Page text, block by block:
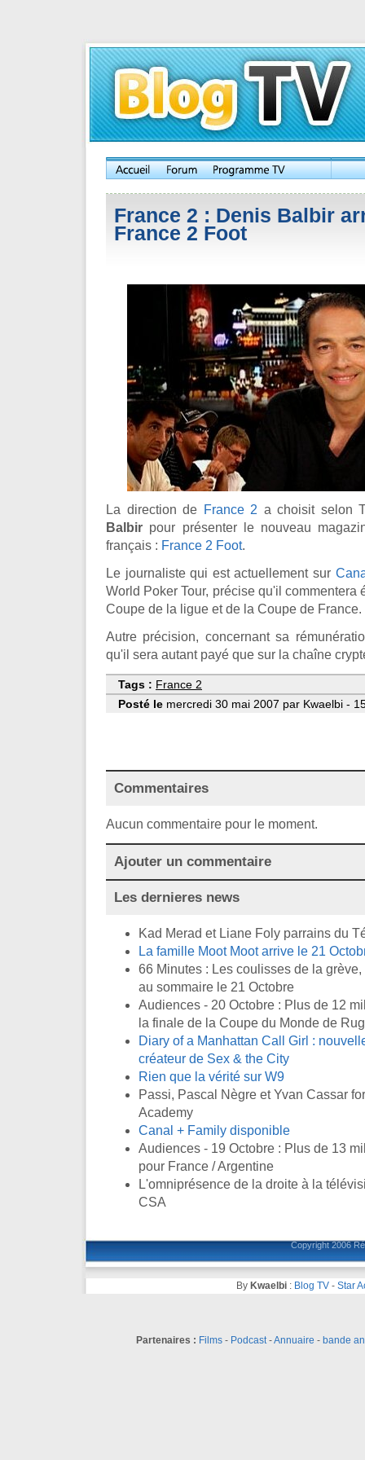
France 2 : Denis Balbir
France 2 Foot
La direction de France 2 a choisit selon
Balbir pour présenter le nouveau
français : France 2 Foot.
Le journaliste qui est actuellement sur
World Poker Tour, précise qu'il commentera
Coupe de la ligue et de la Coupe de France.
Autre précision, concernant sa
qu'il sera autant payé que sur la chaîne
Tags : France 2
Posté le mercredi 30 mai 2007 par Kwaelbi -
Commentaires
Aucun commentaire pour le moment.
Ajouter un commentaire
Les dernieres news
Kad Merad et Liane Foly parrains du
La famille Moot Moot arrive le 21
66 Minutes : Les coulisses de la
au sommaire le 21 Octobre
Audiences - 20 Octobre : Plus de 12
la finale de la Coupe du Monde de
Diary of a Manhattan Call Girl :
créateur de Sex & the City
Rien que la vérité sur W9
Passi, Pascal Nègre et Yvan Cassar
Academy
Canal + Family disponible
Audiences - 19 Octobre : Plus de 13
pour France / Argentine
L'omniprésence de la droite à la
CSA
Copyright 2006
By Kwaelbi : Blog TV - Star
Partenaires : Films- Podcast-Annuaire - bande